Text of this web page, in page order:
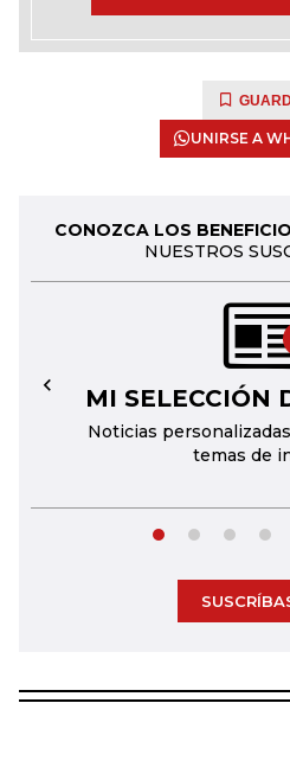
UNIRSE A
CONOZCA LOS
NUESTROS
MI SELECCIÓN
Noticias
temas de
←